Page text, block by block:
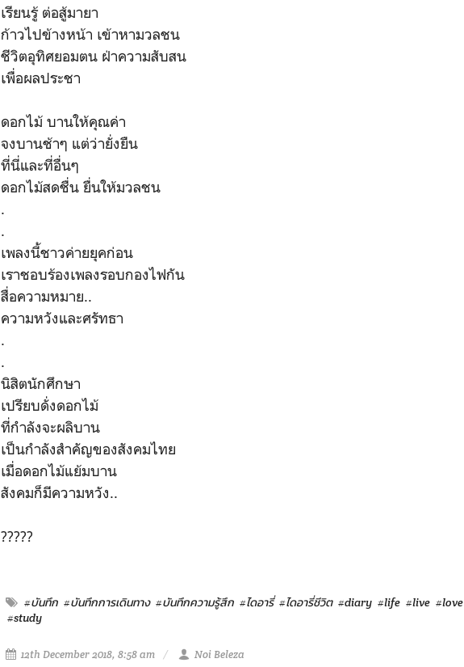
เรียนรู้ ต่อสู้มายา
ก้าวไปข้างหน้า เข้าหามวลชน
ชีวิตอุทิศยอมตน ฝ่าความสับสน
เพื่อผลประชา
ดอกไม้ บานให้คุณค่า
จงบานช้าๆ แต่ว่ายั่งยืน
ที่นี่และที่อื่นๆ
ดอกไม้สดชื่น ยื่นให้มวลชน
.
.
เพลงนี้ชาวค่ายยุคก่อน
เราชอบร้องเพลงรอบกองไฟกัน
สื่อความหมาย..
ความหวังและศรัทธา
.
.
นิสิตนักศึกษา
เปรียบดั่งดอกไม้
ที่กำลังจะผลิบาน
เป็นกำลังสำคัญของสังคมไทย
เมื่อดอกไม้แย้มบาน
สังคมก็มีความหวัง..
?????
#บันทึก #บันทึกการเดินทาง #บันทึกความรู้สึก #ไดอารี่ #ไดอารี่ชีวิต #diary #life #live #love
#study
12th December 2018, 8:58 am Noi Beleza